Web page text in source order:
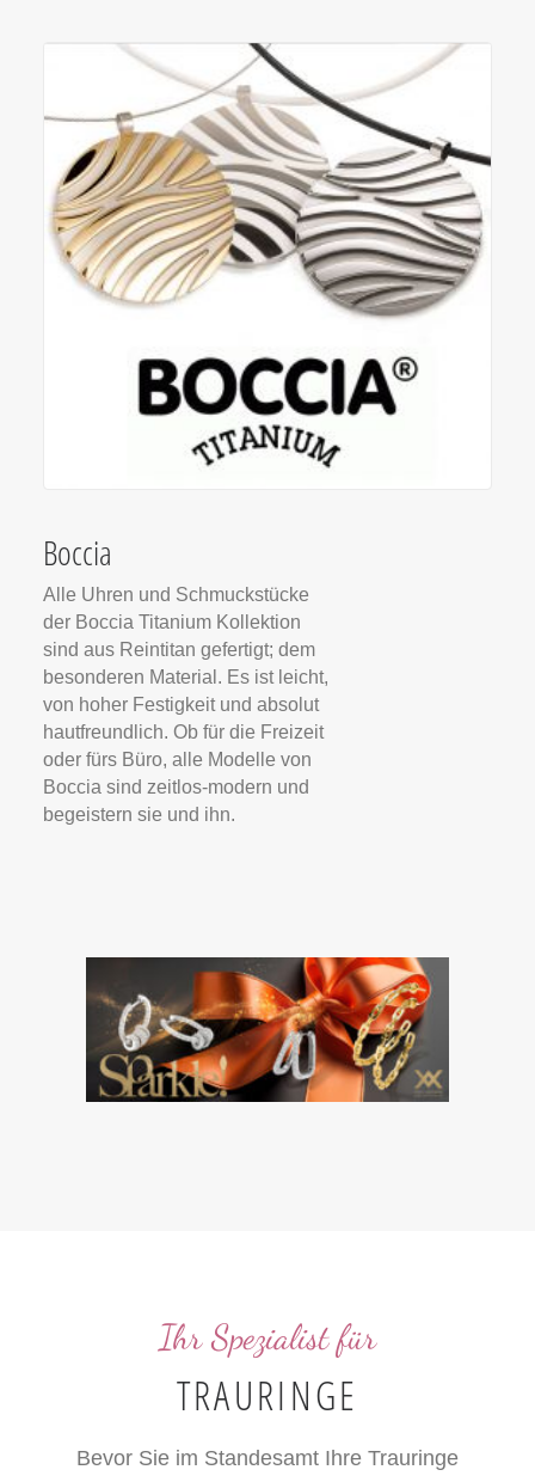
Boccia
Alle Uhren und Schmuckstücke
der Boccia Titanium Kollektion
sind aus Reintitan gefertigt; dem
besonderen Material. Es ist leicht,
von hoher Festigkeit und absolut
hautfreundlich. Ob für die Freizeit
oder fürs Büro, alle Modelle von
Boccia sind zeitlos-modern und
begeistern sie und ihn.
Ihr Spezialist für
TRAURINGE
Bevor Sie im Standesamt Ihre Trauringe